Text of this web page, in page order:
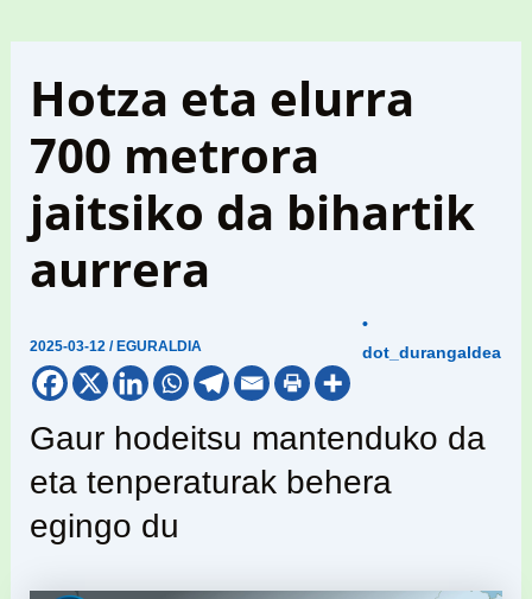
Hotza eta elurra
700 metrora
jaitsiko da bihartik
aurrera
2025-03-12/ EGURALDIA
•
dot_durangaldea
Gaur hodeitsu mantenduko da
eta tenperaturak behera
egingo du